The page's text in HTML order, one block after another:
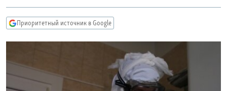
главной
навигации
Вернутся
поиску
IDEL.РЕАЛИИ
СЕВЕР.РЕАЛИИ
СИБИРЬ.РЕАЛИИ
Приоритетный источник в Google